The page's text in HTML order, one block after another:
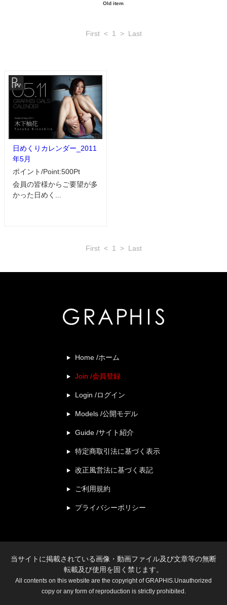
Old item
First < 1 > Last
日めくりカレンダー_2011
年5月
ポイント/Point:500Pt
会員の皆様からご要望が多
かった日めく...
First < 1 > Last
Home /ホーム
Join /会員登録
Login /ログイン
Models /公開モデル
Guide /サイト紹介
特定商取引法に基づく表示
改正風営法に基づく表記
ご利用規約
プライバシーポリシー
当サイトに掲載されている画像・動画ファイル及び文章等の無断
転載及び使用を固く禁じます。
All contents on this website are the copyright of GRAPHIS.Unauthorized
copy or any form of reproduction is strictly prohibited.